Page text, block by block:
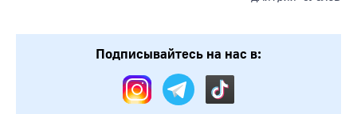
Подписывайтесь на нас в: